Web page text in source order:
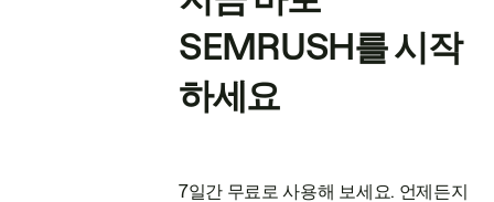
SEMRUSH를 시작
하세요
7일간 무료로 사용해 보세요. 언제든지